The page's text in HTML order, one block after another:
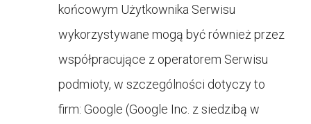
końcowym Użytkownika Serwisu
wykorzystywane mogą być również przez
współpracujące z operatorem Serwisu
podmioty, w szczególności dotyczy to
firm: Google (Google Inc. z siedzibą w